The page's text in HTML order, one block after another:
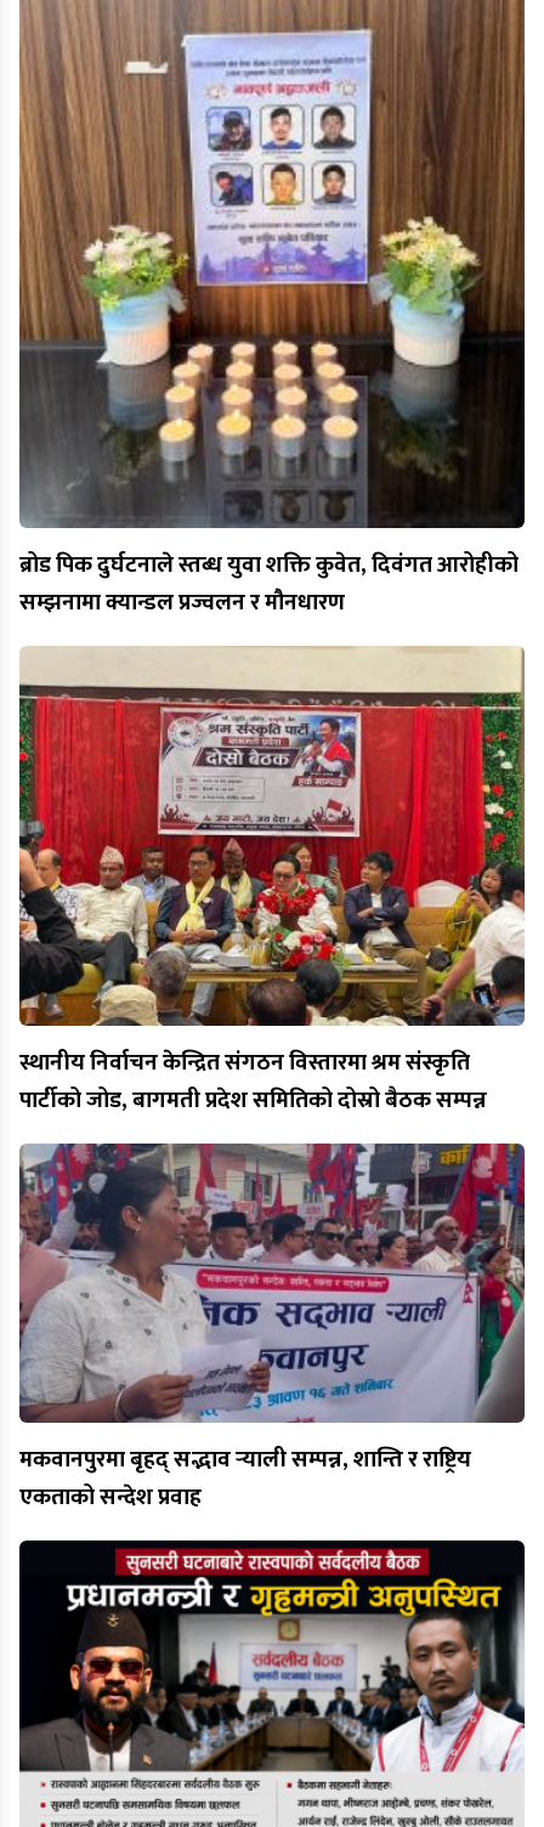
ब्रोड पिक दुर्घटनाले स्तब्ध युवा शक्ति कुवेत, दिवंगत आरोहीको
सम्झनामा क्यान्डल प्रज्वलन र मौनधारण
स्थानीय निर्वाचन केन्द्रित संगठन विस्तारमा श्रम संस्कृति
पार्टीको जोड, बागमती प्रदेश समितिको दोस्रो बैठक सम्पन्न
मकवानपुरमा बृहद् सद्भाव र्‍याली सम्पन्न, शान्ति र राष्ट्रिय
एकताको सन्देश प्रवाह